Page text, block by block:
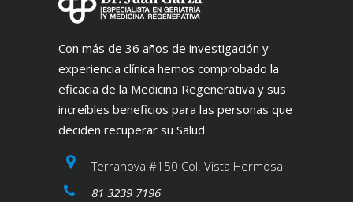
Con más de 36 años de investigación y
experiencia clínica hemos comprobado la
eficacia de la Medicina Regenerativa y sus
increíbles beneficios para las personas que
deciden recuperar su Salud
Terranova #150 Col. Vista Hermosa
81 3239 7196